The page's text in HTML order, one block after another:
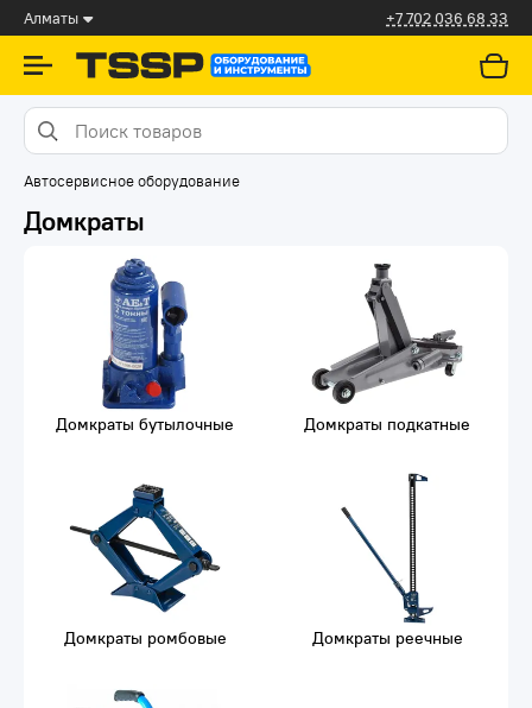
Алматы +7 702 036 68 33
Автосервисное оборудование
Домкраты
Домкраты бутылочные Домкраты подкатные
Домкраты ромбовые Домкраты реечные